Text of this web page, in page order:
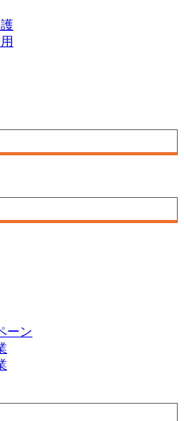
ーン